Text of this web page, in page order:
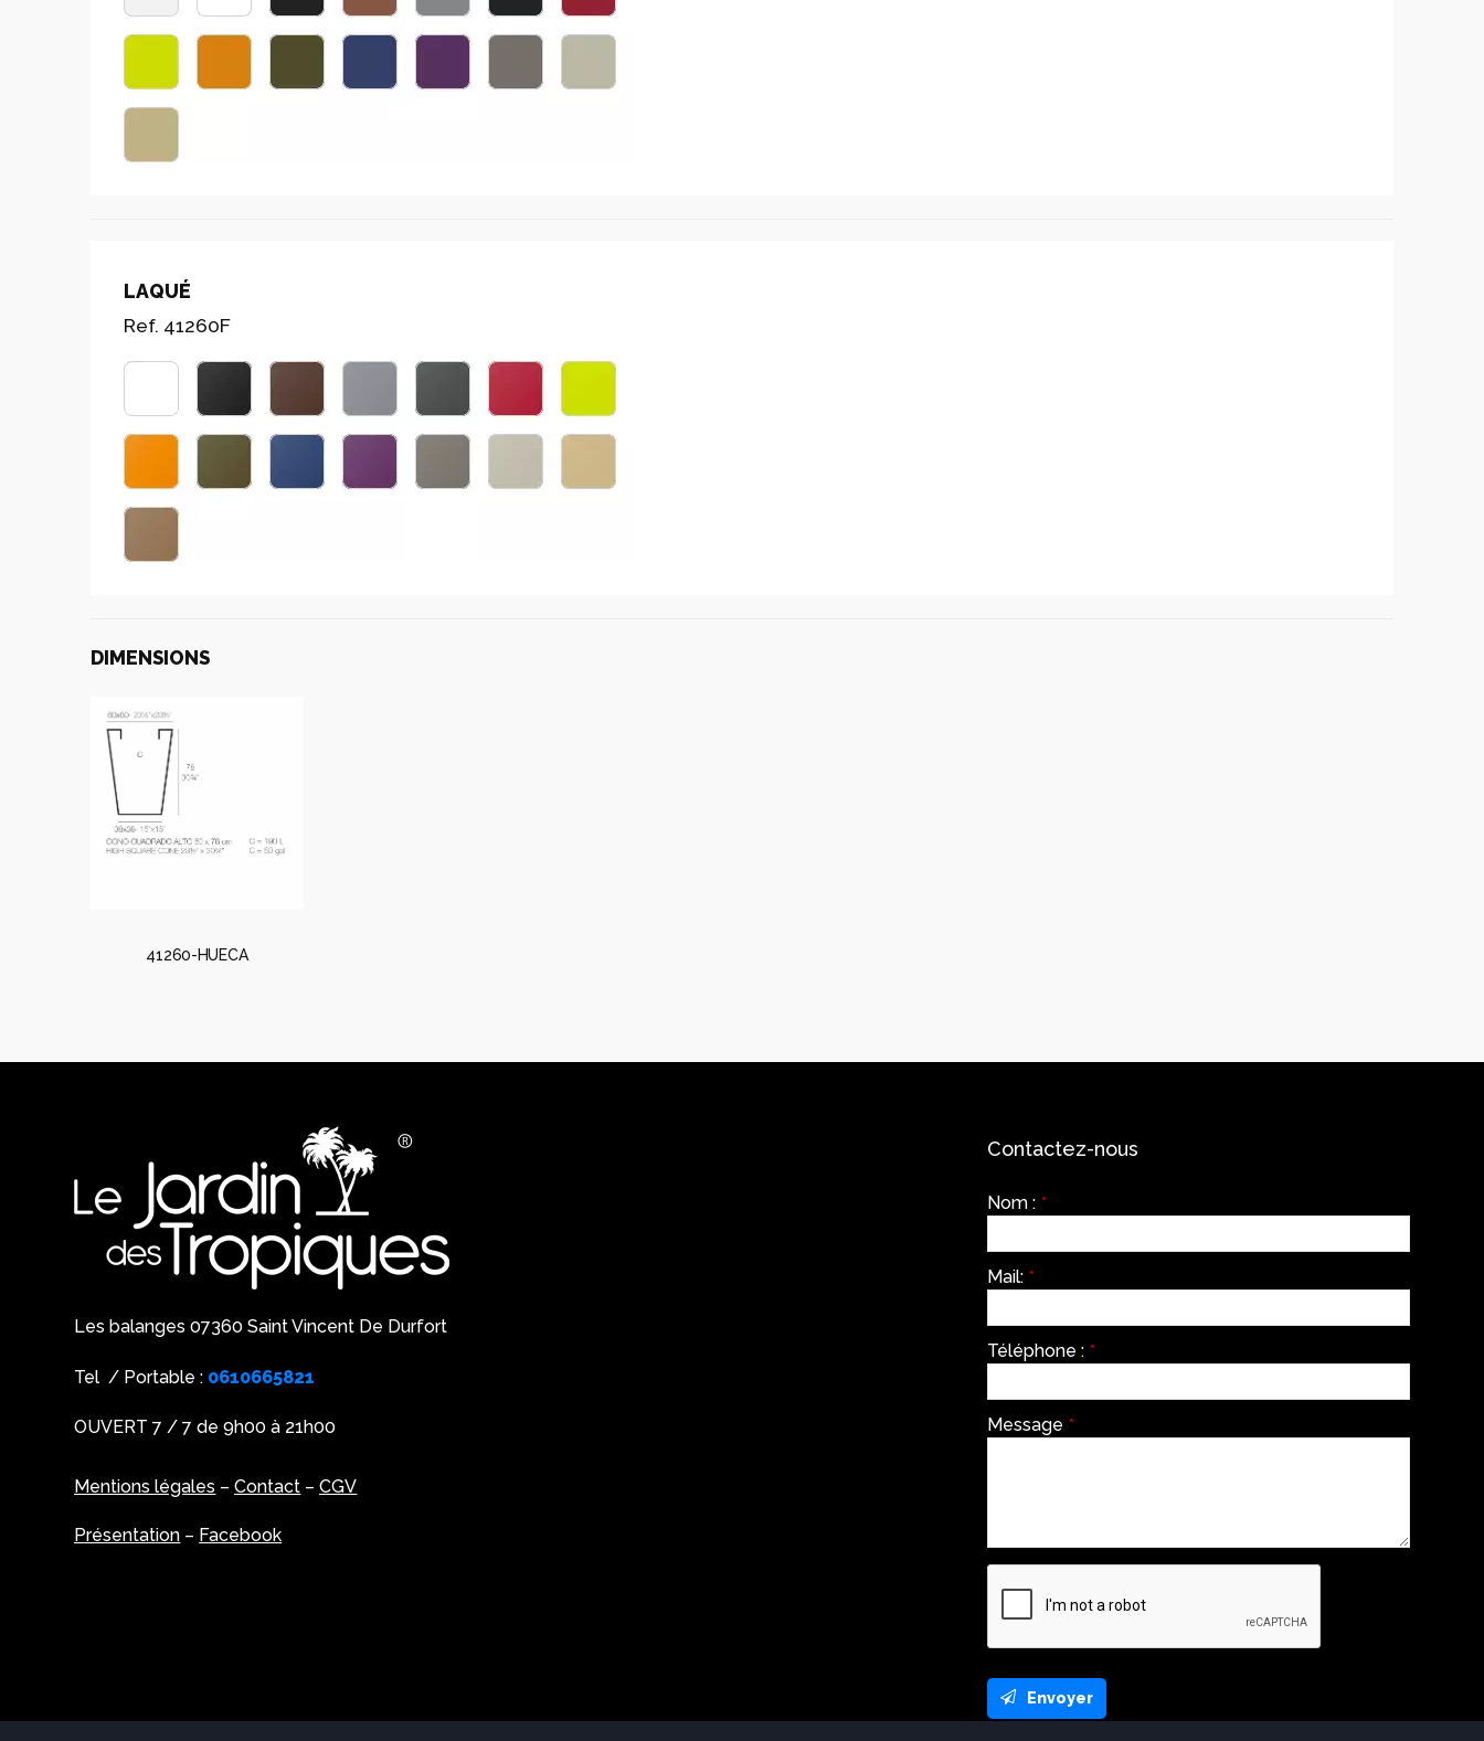
LAQUÉ
Ref. 41260F
DIMENSIONS
41260-HUECA
Les balanges 07360 Saint Vincent De Durfort
Tel / Portable : 0610665821
OUVERT 7 / 7 de 9h00 à 21h00
Mentions légales –Contact –CGV
Présentation – Facebook
Contactez-nous
Nom : *
Mail: *
Téléphone : *
Message *
Envoyer